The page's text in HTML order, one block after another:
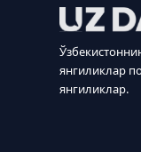
янгиликлар
янгиликлар.